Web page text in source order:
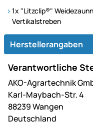
1x "Litzclip®"
Vertikalstreben
Herstellerangaben
Verantwortliche
AKO-Agrartechnik
Karl-Maybach-Str. 4
88239 Wangen
Deutschland